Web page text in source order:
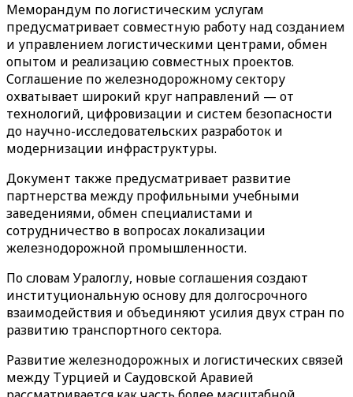
Меморандум по логистическим услугам
предусматривает совместную работу над созданием
и управлением логистическими центрами, обмен
опытом и реализацию совместных проектов.
Соглашение по железнодорожному сектору
охватывает широкий круг направлений — от
технологий, цифровизации и систем безопасности
до научно-исследовательских разработок и
модернизации инфраструктуры.
Документ также предусматривает развитие
партнерства между профильными учебными
заведениями, обмен специалистами и
сотрудничество в вопросах локализации
железнодорожной промышленности.
По словам Уралоглу, новые соглашения создают
институциональную основу для долгосрочного
взаимодействия и объединяют усилия двух стран по
развитию транспортного сектора.
Развитие железнодорожных и логистических связей
между Турцией и Саудовской Аравией